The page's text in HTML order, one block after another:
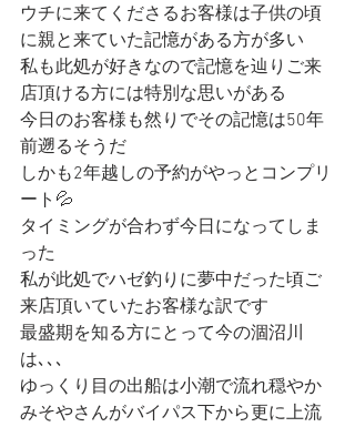
ウチに来てくださるお客様は子供の頃
に親と来ていた記憶がある方が多い
私も此処が好きなので記憶を辿りご来
店頂ける方には特別な思いがある
今日のお客様も然りでその記憶は50年
前遡るそうだ
しかも2年越しの予約がやっとコンプリ
ート💦
タイミングが合わず今日になってしま
った
私が此処でハゼ釣りに夢中だった頃ご
来店頂いていたお客様な訳です
最盛期を知る方にとって今の涸沼川
は､､､
ゆっくり目の出船は小潮で流れ穏やか
みそやさんがバイパス下から更に上流